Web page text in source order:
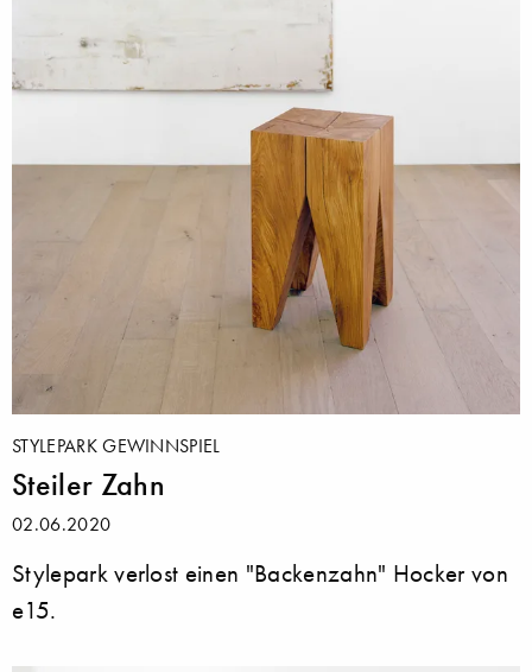
STYLEPARK GEWINNSPIEL
Steiler Zahn
02.06.2020
Stylepark verlost einen "Backenzahn" Hocker von
e15.